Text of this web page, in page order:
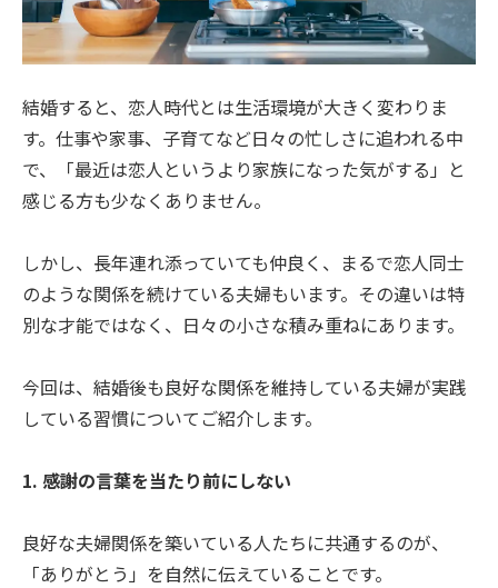
結婚すると、恋人時代とは生活環境が大きく変わりま
す。仕事や家事、子育てなど日々の忙しさに追われる中
で、「最近は恋人というより家族になった気がする」と
感じる方も少なくありません。
しかし、長年連れ添っていても仲良く、まるで恋人同士
のような関係を続けている夫婦もいます。その違いは特
別な才能ではなく、日々の小さな積み重ねにあります。
今回は、結婚後も良好な関係を維持している夫婦が実践
している習慣についてご紹介します。
1. 感謝の言葉を当たり前にしない
良好な夫婦関係を築いている人たちに共通するのが、
「ありがとう」を自然に伝えていることです。